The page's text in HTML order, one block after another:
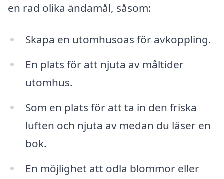
en rad olika ändamål, såsom:
Skapa en utomhusoas för avkoppling.
En plats för att njuta av måltider
utomhus.
Som en plats för att ta in den friska
luften och njuta av medan du läser en
bok.
En möjlighet att odla blommor eller